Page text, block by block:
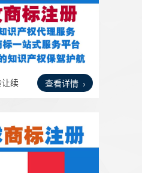
查看详情
让续